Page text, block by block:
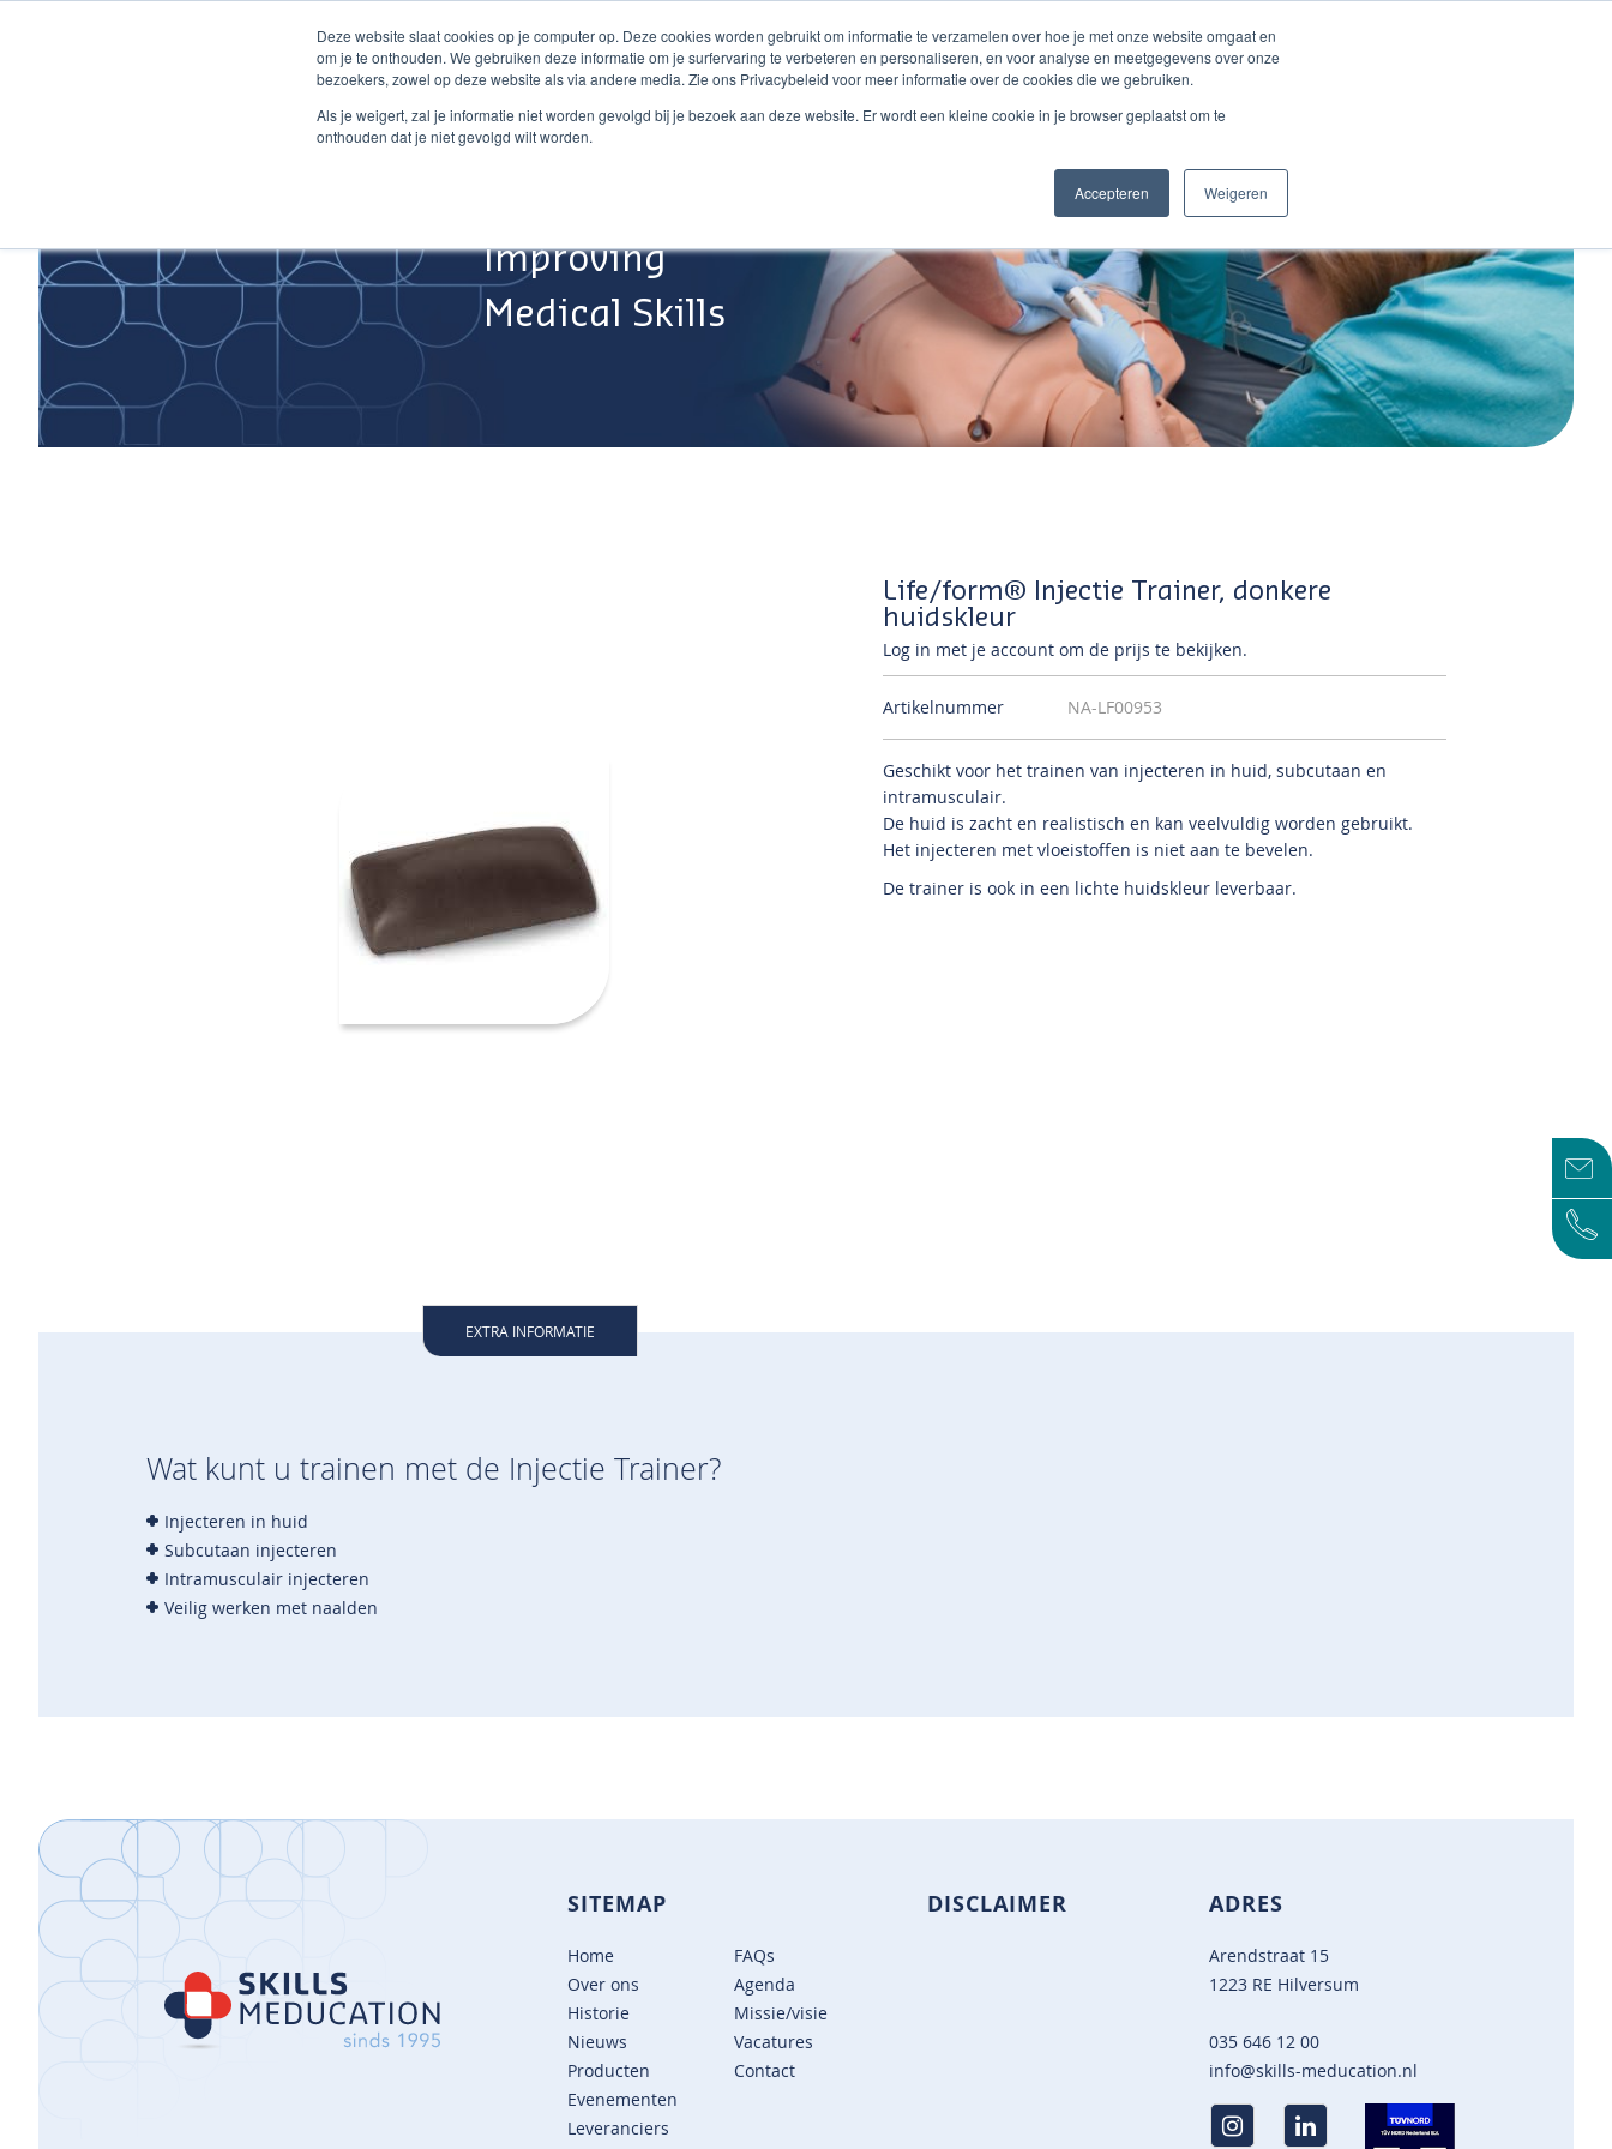
Deze website slaat cookies op je computer op. Deze cookies worden gebruikt om informatie te verzamelen over hoe je met onze website omgaat en
om je te onthouden. We gebruiken deze informatie om je surfervaring te verbeteren en personaliseren, en voor analyse en meetgegevens over onze
bezoekers, zowel op deze website als via andere media. Zie ons Privacybeleid voor meer informatie over de cookies die we gebruiken.
Als je weigert, zal je informatie niet worden gevolgd bij je bezoek aan deze website. Er wordt een kleine cookie in je browser geplaatst om te
onthouden dat je niet gevolgd wilt worden.
Accepteren Weigeren
Improving
Medical Skills
Life/form® Injectie Trainer, donkere
huidskleur
Log in met je account om de prijs te bekijken.
Artikelnummer NA-LF00953
Geschikt voor het trainen van injecteren in huid, subcutaan en
intramusculair.
De huid is zacht en realistisch en kan veelvuldig worden gebruikt.
Het injecteren met vloeistoffen is niet aan te bevelen.
De trainer is ook in een lichte huidskleur leverbaar.
EXTRA INFORMATIE
Wat kunt u trainen met de Injectie Trainer?
Injecteren in huid
Subcutaan injecteren
Intramusculair injecteren
Veilig werken met naalden
SITEMAP
Home
Over ons
Historie
Nieuws
Producten
Evenementen
Leveranciers
FAQs
Agenda
Missie/visie
Vacatures
Contact
DISCLAIMER ADRES
Arendstraat 15
1223 RE Hilversum
035 646 12 00
info@skills-meducation.nl